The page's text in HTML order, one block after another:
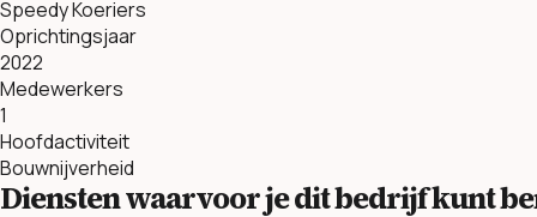
Speedy Koeriers
Oprichtingsjaar
2022
Medewerkers
1
Hoofdactiviteit
Bouwnijverheid
Diensten waarvoor je dit bedrijf kunt